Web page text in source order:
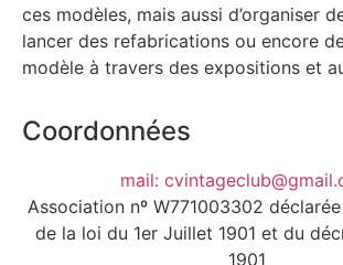
ces modèles, mais aussi d’organiser
lancer des refabrications ou encore
modèle à travers des expositions et
Coordonnées
mail:
Association nº W771003302
de la loi du 1er Juillet 1901 et du
1901